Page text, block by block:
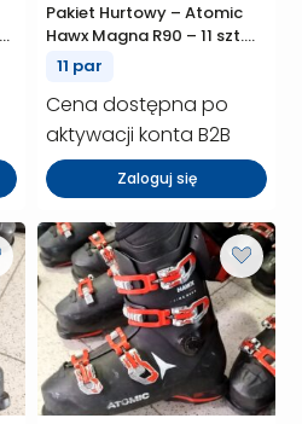
Pakiet Hurtowy – Atomic
Hawx Magna R90 – 11 szt.
(P00935)
11 par
Cena dostępna po
aktywacji konta B2B
Zaloguj się